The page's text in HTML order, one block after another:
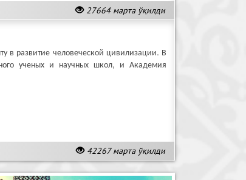
27664 марта ўқилди
42267 марта ўқилди
в развитие человеческой цивилизации. В
ученых и научных школ, и Академия